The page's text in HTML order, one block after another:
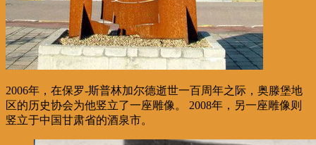
2006年，在保罗-斯普林加尔德逝世一百周年之际，奥滕堡地
区的历史协会为他竖立了一座雕像。 2008年，另一座雕像则
竖立于中国甘肃省的酒泉市。